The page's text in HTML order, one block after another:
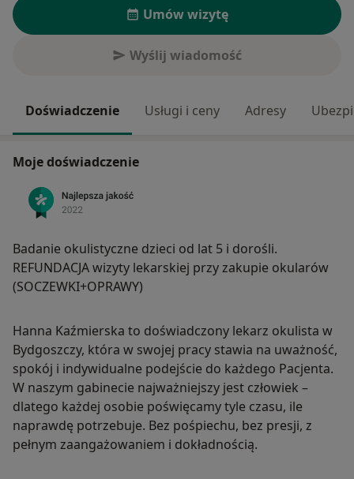
Umów wizytę
Wyślij wiadomość
Doświadczenie Usługi i ceny Adresy
Moje doświadczenie
Badanie okulistyczne dzieci od lat 5 i dorośli.
REFUNDACJA wizyty lekarskiej przy zakupie okularów
(SOCZEWKI+OPRAWY)
Hanna Kaźmierska to doświadczony lekarz okulista w
Bydgoszczy, która w swojej pracy stawia na uważność,
spokój i indywidualne podejście do każdego Pacjenta.
W naszym gabinecie najważniejszy jest człowiek –
dlatego każdej osobie poświęcamy tyle czasu, ile
naprawdę potrzebuje. Bez pośpiechu, bez presji, z
pełnym zaangażowaniem i dokładnością.